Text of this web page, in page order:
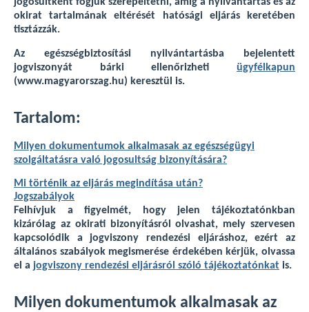
okirat tartalmának eltérését hatósági eljárás keretében
tisztázzák.
Az egészségbiztosítási nyilvántartásba bejelentett
jogviszonyát bárki ellenőrizheti ügyfélkapun
(www.magyarorszag.hu) keresztül is.
Tartalom:
Milyen dokumentumok alkalmasak az egészségügyi
szolgáltatásra való jogosultság bizonyítására?
Mi történik az eljárás megindítása után?
Jogszabályok
Felhívjuk a figyelmét, hogy jelen tájékoztatónkban
kizárólag az okirati bizonyításról olvashat, mely szervesen
kapcsolódik a jogviszony rendezési eljáráshoz, ezért az
általános szabályok megismerése érdekében kérjük, olvassa
el a jogviszony rendezési eljárásról szóló tájékoztatónkat is.
Milyen dokumentumok alkalmasak az